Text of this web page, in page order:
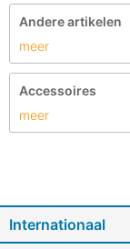
Andere artikelen
meer
Accessoires
meer
Internationaal